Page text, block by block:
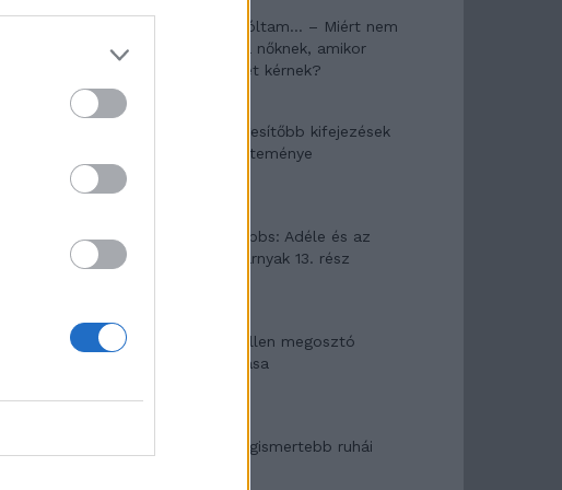
Pedig szóltam… – Miért nem
hiszünk a nőknek, amikor
segítséget kérnek?
A legidegesítőbb kifejezések
laza gyűjteménye
Elyna Robbs: Adéle és az
örökölt árnyak 13. rész
Woody Allen megosztó
zsenialitása
A világ legismertebb ruhái